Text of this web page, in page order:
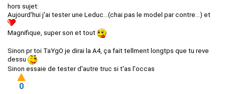
hors sujet:
Aujourd'hui j'ai tester une Leduc...(chai pas le model par contre...) et
Magnifique, super son et tout
Sinon pr toi TaYgO je dirai la A4, ça fait tellment longtps que tu reve
dessu
Sinon essaie de tester d'autre truc si t'as l'occas
0